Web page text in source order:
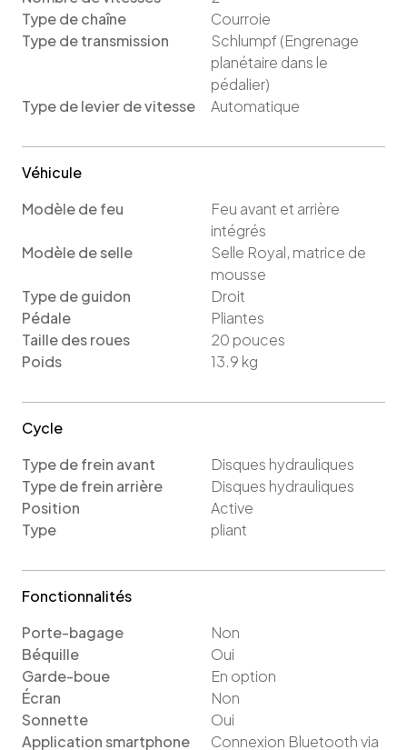
Type de chaîne
Courroie
Type de transmission
Schlumpf (Engrenage
planétaire dans le
pédalier)
Type de levier de vitesse
Automatique
Véhicule
Modèle de feu
Feu avant et arrière
intégrés
Modèle de selle
Selle Royal, matrice de
mousse
Type de guidon
Droit
Pédale
Pliantes
Taille des roues
20 pouces
Poids
13.9 kg
Cycle
Type de frein avant
Disques hydrauliques
Type de frein arrière
Disques hydrauliques
Position
Active
Type
pliant
Fonctionnalités
Porte-bagage
Non
Béquille
Oui
Garde-boue
En option
Écran
Non
Sonnette
Oui
Application smartphone
Connexion Bluetooth via